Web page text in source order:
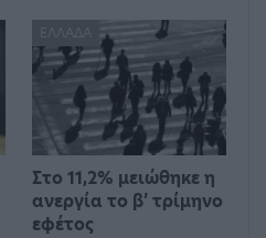
ΕΛΛΆΔΑ
Στο 11,2% μειώθηκε η
ανεργία το β’ τρίμηνο
εφέτος